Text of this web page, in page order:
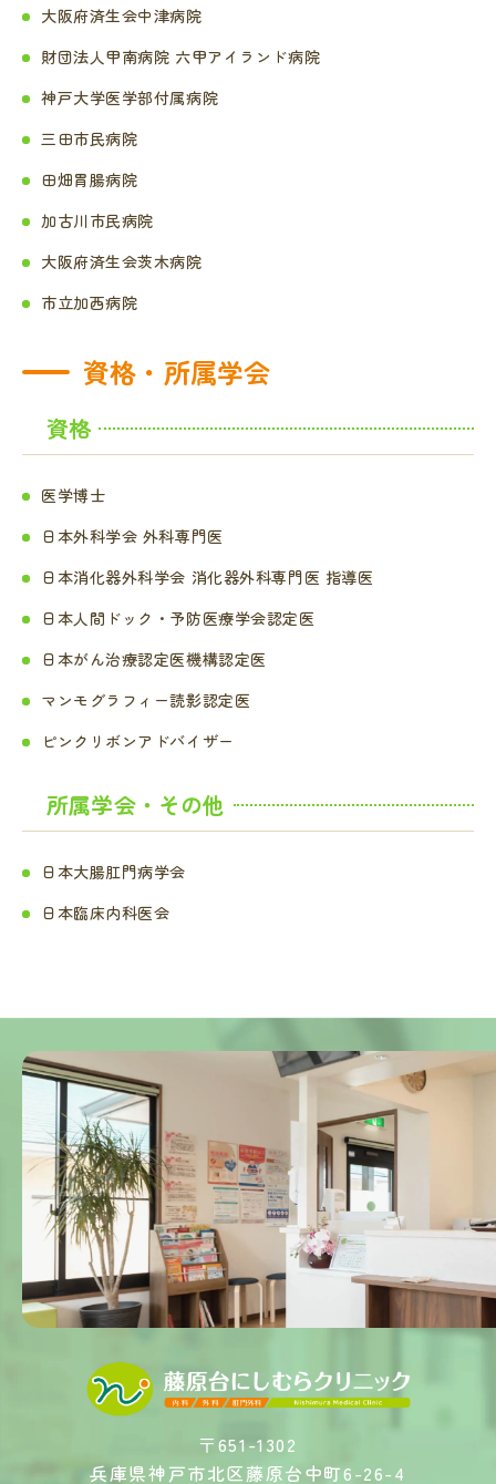
大阪府済生会中津病院
財団法人甲南病院 六甲アイランド病院
神戸大学医学部付属病院
三田市民病院
田畑胃腸病院
加古川市民病院
大阪府済生会茨木病院
市立加西病院
資格・所属学会
資格
医学博士
日本外科学会 外科専門医
日本消化器外科学会 消化器外科専門医 指導医
日本人間ドック・予防医療学会認定医
日本がん治療認定医機構認定医
マンモグラフィー読影認定医
ピンクリボンアドバイザー
所属学会・その他
日本大腸肛門病学会
日本臨床内科医会
〒651-1302
兵庫県神戸市北区藤原台中町6-26-4